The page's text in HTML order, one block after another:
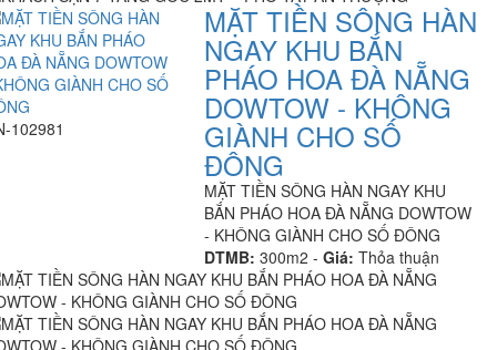
102981
MẶT TIỀN SÔNG HÀN
NGAY KHU BẮN
PHÁO HOA ĐÀ NẴNG
DOWTOW - KHÔNG
GIÀNH CHO SỐ
ĐÔNG
MẶT TIỀN SÔNG HÀN NGAY KHU
BẮN PHÁO HOA ĐÀ NẴNG DOWTOW
- KHÔNG GIÀNH CHO SỐ ĐÔNG
DTMB: 300m2 -Giá: Thỏa thuận